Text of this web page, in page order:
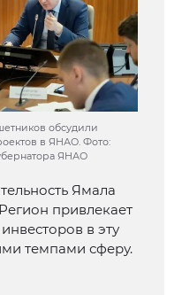
обсудили
в ЯНАО. Фото:
ЯНАО
Ямала
привлекает
в эту
темпами сферу.